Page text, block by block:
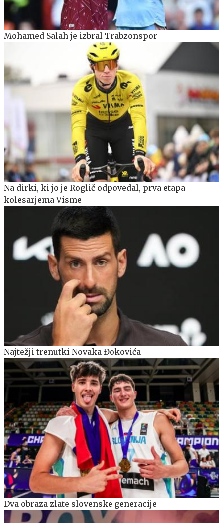
Mohamed Salah je izbral Trabzonspor
Na dirki, ki jo je Roglič odpovedal, prva etapa
kolesarjema Visme
Najtežji trenutki Novaka Đokovića
Dva obraza zlate slovenske generacije